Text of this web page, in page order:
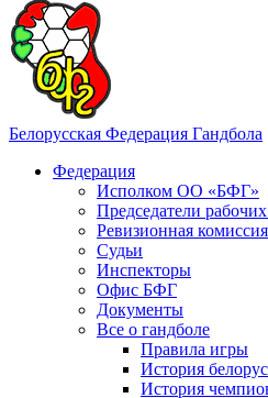
Белорусская Федерация Гандбола
Федерация
Исполком ОО «БФГ»
Председатели
Ревизионная комиссия
Судьи
Инспекторы
Офис БФГ
Документы
Все о гандболе
Правила игры
История
История